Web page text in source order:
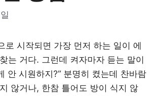
로 시작되면 가장 먼저 하는 일이 에
는 거다. 그런데 켜자마자 듣는 말이
안 시원하지?” 분명히 켰는데 찬바람
않거나, 한참 틀어도 방이 식지 않